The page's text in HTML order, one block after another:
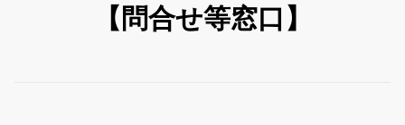
【問合せ等窓口】